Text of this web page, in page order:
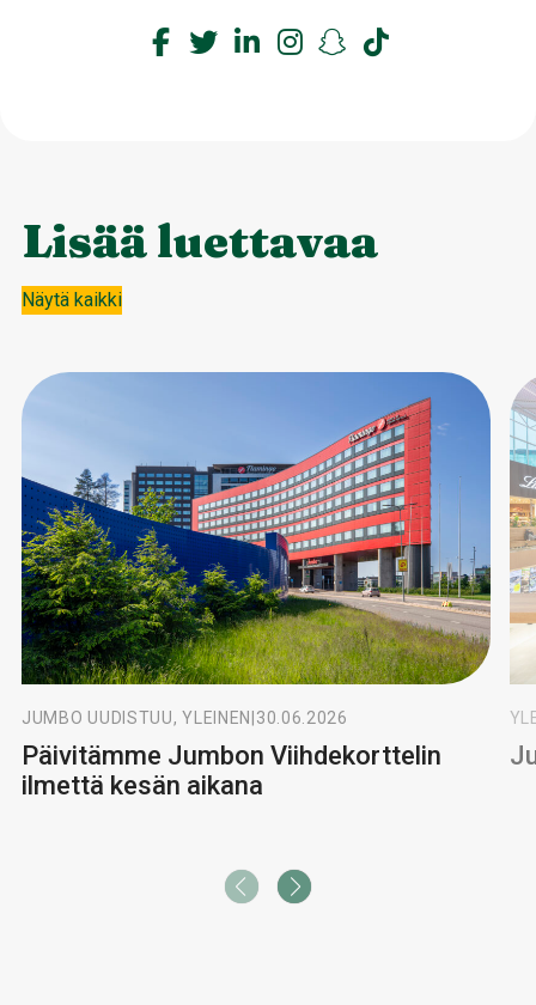
Lisää luettavaa
Näytä kaikki
JUMBO UUDISTUU, YLEINEN 30.06.2026
Päivitämme Jumbon Viihdekorttelin
ilmettä kesän aikana